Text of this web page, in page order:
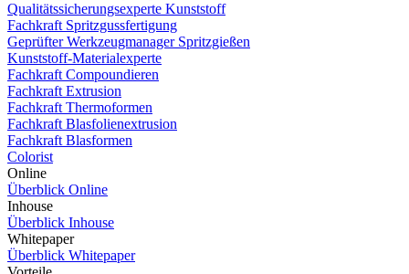
Qualitätssicherungsexperte Kunststoff
Fachkraft Spritzgussfertigung
Geprüfter Werkzeugmanager Spritzgießen
Kunststoff-Materialexperte
Fachkraft Compoundieren
Fachkraft Extrusion
Fachkraft Thermoformen
Fachkraft Blasfolienextrusion
Fachkraft Blasformen
Colorist
Online
Überblick Online
Inhouse
Überblick Inhouse
Whitepaper
Überblick Whitepaper